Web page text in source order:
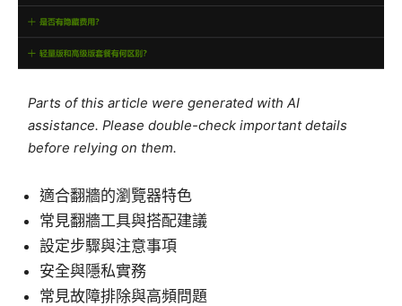
Parts of this article were generated with AI
assistance. Please double-check important details
before relying on them.
適合翻牆的瀏覽器特色
常見翻牆工具與搭配建議
設定步驟與注意事項
安全與隱私實務
常見故障排除與高頻問題